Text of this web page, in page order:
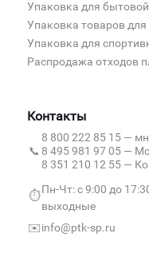
Упаковка для
Упаковка товаров
Упаковка для
Распродажа отходов
Контакты
📞
8 800 222 85 15 —
8 495 981 97 05 —
8 351 210 12 55 —
⏱️
Пн-Чт: с 9:00 до
выходные
✉️info@ptk-sp.ru